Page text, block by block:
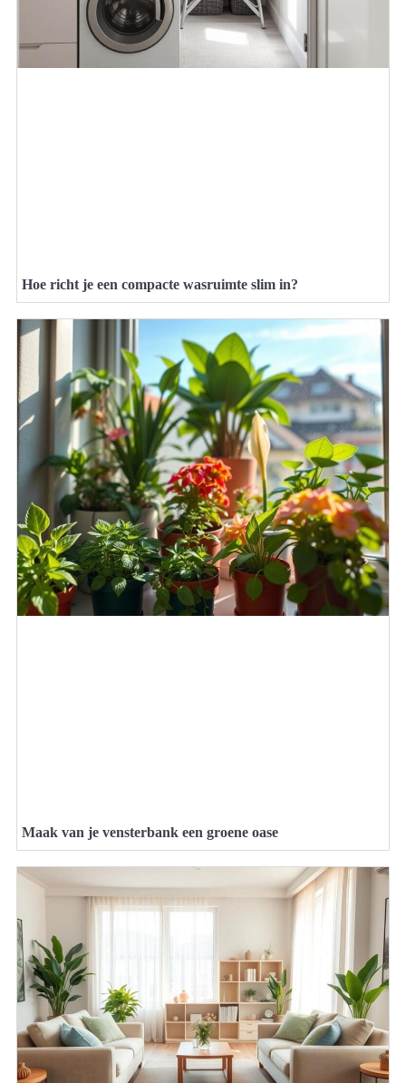
Hoe richt je een compacte wasruimte slim in?
Maak van je vensterbank een groene oase